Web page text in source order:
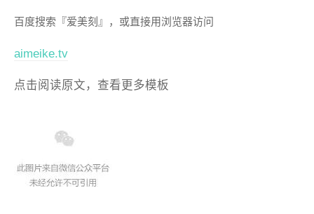
百度搜索『爱美刻』，或直接用浏览器访问
aimeike.tv
点击阅读原文，查看更多模板